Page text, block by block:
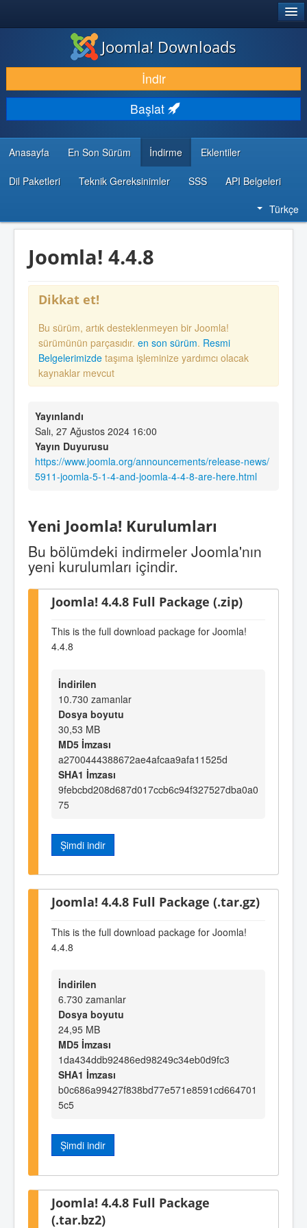
İNDIR & GENIŞLET
KEŞFET & ÖĞREN
TOPLULUK & DESTEK
GELIŞTIRICI KAYNAKLARI
Joomla! Downloads
İndir
Başlat
Anasayfa En Son Sürüm İndirme Eklentiler
Dil Paketleri Teknik Gereksinimler SSS API Belgeleri
Türkçe
Joomla! 4.4.8
Dikkat et!
Bu sürüm, artık desteklenmeyen bir Joomla!
sürümünün parçasıdır. en son sürüm. Resmi
Belgelerimizde taşıma işleminize yardımcı olacak
kaynaklar mevcut
Yayınlandı
Salı, 27 Ağustos 2024 16:00
Yayın Duyurusu
https://www.joomla.org/announcements/release-news/
5911-joomla-5-1-4-and-joomla-4-4-8-are-here.html
Yeni Joomla! Kurulumları
Bu bölümdeki indirmeler Joomla'nın
yeni kurulumları içindir.
Joomla! 4.4.8 Full Package (.zip)
This is the full download package for Joomla!
4.4.8
İndirilen
10.730 zamanlar
Dosya boyutu
30,53 MB
MD5 İmzası
a2700444388672ae4afcaa9afa11525d
SHA1 İmzası
9febcbd208d687d017ccb6c94f327527dba0a0
75
Şimdi indir
Joomla! 4.4.8 Full Package (.tar.gz)
This is the full download package for Joomla!
4.4.8
İndirilen
6.730 zamanlar
Dosya boyutu
24,95 MB
MD5 İmzası
1da434ddb92486ed98249c34eb0d9fc3
SHA1 İmzası
b0c686a99427f838bd77e571e8591cd664701
5c5
Şimdi indir
Joomla! 4.4.8 Full Package
(.tar.bz2)